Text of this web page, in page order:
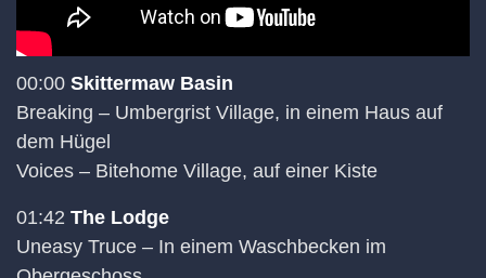
00:00 Skittermaw Basin
Breaking – Umbergrist Village, in einem Haus auf
dem Hügel
Voices – Bitehome Village, auf einer Kiste
01:42 The Lodge
Uneasy Truce – In einem Waschbecken im